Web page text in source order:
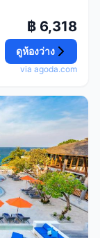
฿ 6,318
ดูห้องว่าง
via agoda.com